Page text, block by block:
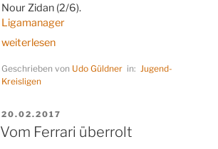
Nour Zidan (2/6).
Ligamanager
„Zu
schwere
Fehler“
weiterlesen
Geschrieben von Udo Güldner in:Jugend-
Kreisligen
VERÖFFENTLICHT
AM
20.02.2017
Vom Ferrari überrolt